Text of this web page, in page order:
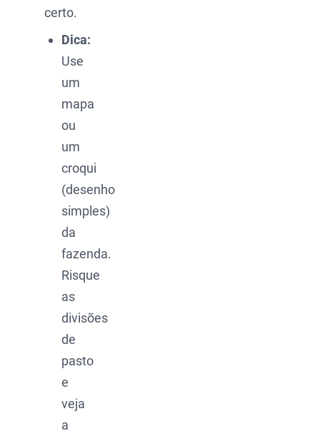
certo.
Dica:
Use
um
mapa
ou
um
croqui
(desenho
simples)
da
fazenda.
Risque
as
divisões
de
pasto
e
veja
a